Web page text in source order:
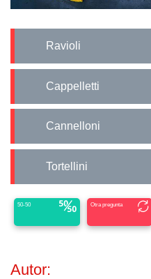
Ravioli
Cappelletti
Cannelloni
Tortellini
50-50 Otra pregunta
Autor: